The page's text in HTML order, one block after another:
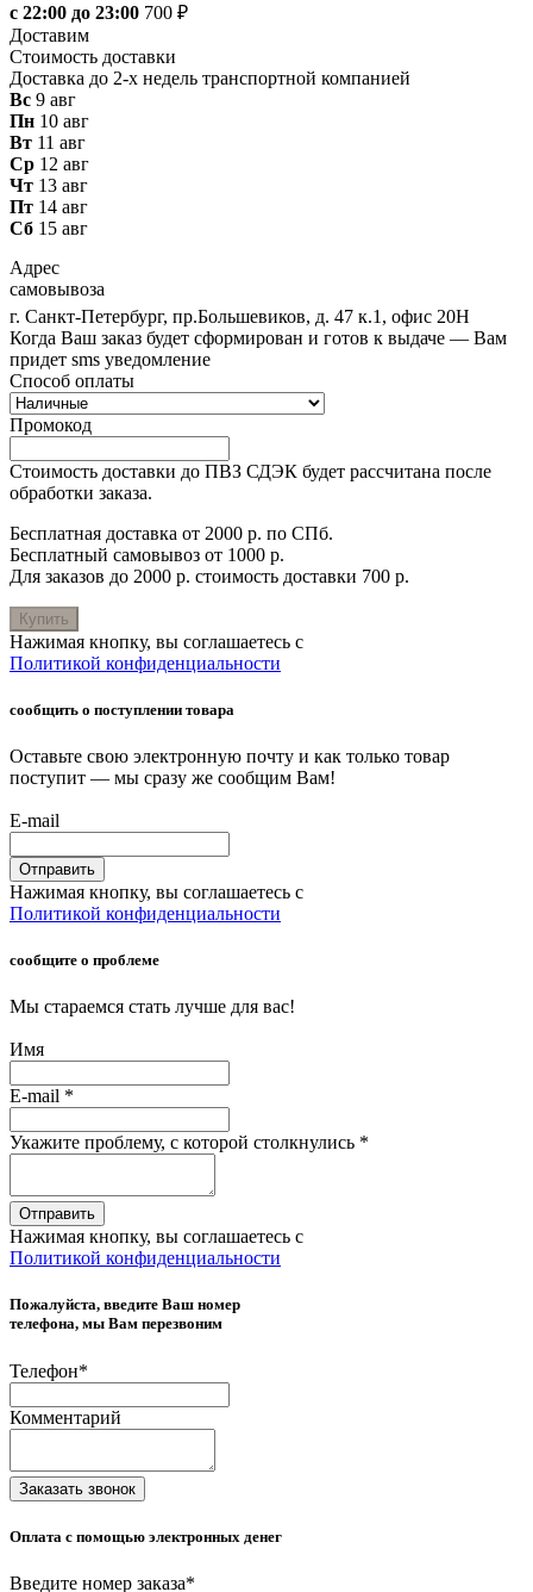
с 22:00 до 23:00 700 ₽
Доставим
Стоимость доставки
Доставка до 2-х недель транспортной компанией
Вс 9 авг
Пн 10 авг
Вт 11 авг
Ср 12 авг
Чт 13 авг
Пт 14 авг
Сб 15 авг
Адрес
самовывоза
г. Санкт-Петербург, пр.Большевиков, д. 47 к.1, офис 20Н
Когда Ваш заказ будет сформирован и готов к выдаче — Вам
придет sms уведомление
Способ оплаты
Промокод
Стоимость доставки до ПВЗ СДЭК будет рассчитана после
обработки заказа.
Бесплатная доставка от 2000 р. по СПб.
Бесплатный самовывоз от 1000 р.
Для заказов до 2000 р. стоимость доставки 700 р.
Купить
Нажимая кнопку, вы соглашаетесь с
Политикой конфиденциальности
сообщить о поступлении товара
Оставьте свою электронную почту и как только товар
поступит — мы сразу же сообщим Вам!
E-mail
Отправить
Нажимая кнопку, вы соглашаетесь с
Политикой конфиденциальности
сообщите о проблеме
Мы стараемся стать лучше для вас!
Имя
E-mail *
Укажите проблему, с которой столкнулись *
Отправить
Нажимая кнопку, вы соглашаетесь с
Политикой конфиденциальности
Пожалуйста, введите Ваш номер
телефона, мы Вам перезвоним
Телефон*
Комментарий
Заказать звонок
Оплата с помощью электронных денег
Введите номер заказа*